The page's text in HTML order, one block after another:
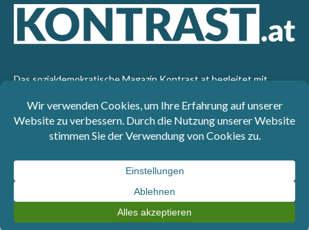
Das sozialdemokratische Magazin Kontrast.at begleitet mit
Gesellschaft, Staat und Wirtschaft von einem progressiven,
emanzipatorischen Standpunkt aus. Kontrast wirft den Blick der
sozialen Gerechtigkeit auf die Welt.
: SPÖ-Klub - 1017 Wien - Telefon: +43 1 40110-
3393 - e-mail: redaktion@kontrast.at -
Datenschutzerklärung